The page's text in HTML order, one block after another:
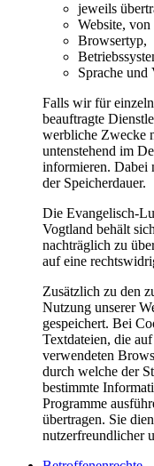
jeweils
Website,
Browsertyp,
Sprache und
Falls wir für
beauftragte
werbliche Zwecke
untenstehend im
informieren. Dabei
der Speicherdauer.
Die Evangelisch-
Vogtland behält
nachträglich zu
auf eine
Zusätzlich zu den
Nutzung unserer
gespeichert. Bei
Textdateien, die
verwendeten
durch welche der
bestimmte
Programme
übertragen. Sie
nutzerfreundlicher